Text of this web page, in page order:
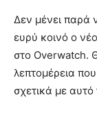
Δεν μένει παρά
ευρύ κοινό ο
στο Overwatch.
λεπτομέρεια
σχετικά με αυτό